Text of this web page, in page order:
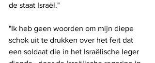
de staat Israël."
"Ik heb geen woorden om mijn diepe
schok uit te drukken over het feit dat
een soldaat die in het Israëlische leger